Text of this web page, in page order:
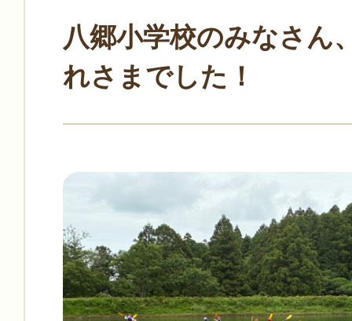
八郷小学校のみなさん
れさまでした！